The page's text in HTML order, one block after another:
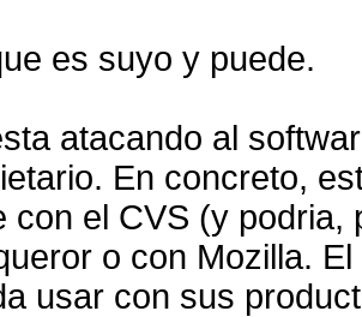
es suyo y puede.
atacando al
En concreto,
con el CVS (y
o con Mozilla.
usar con sus